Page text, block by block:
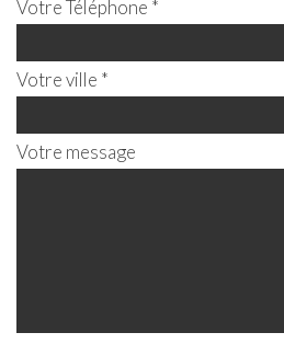
Votre Téléphone *
Votre ville *
Votre message